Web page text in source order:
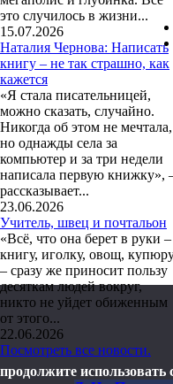
это случилось в жизни...
15.07.2026
Наталия Чернова: Написать
книгу – не так страшно, как
кажется
«Я стала писательницей,
можно сказать, случайно.
Никогда об этом не мечтала,
но однажды села за
компьютер и за три недели
написала первую книжку»,
рассказывает...
23.06.2026
Учитель, швец и почтальон
«Всё, что она берет в руки –
книгу, иголку, овощ,
– сразу же приносит пользу
десяткам людей вокруг,
никто не уйдет обиженным
от этого...
22.06.2026
Посмотреть все новости.
продолжите использовать